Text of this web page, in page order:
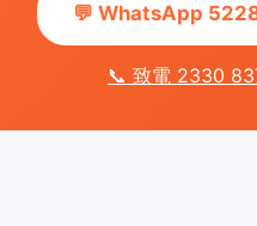
💬 WhatsApp
📞 致電 2330